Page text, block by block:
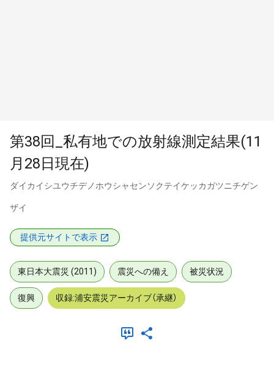
第38回_私有地での放射線測定結果(11
月28日現在)
ダイカイシユウチデノホウシャセンソクテイケッカガツニチゲン
ザイ
提供元サイトで表示
東日本大震災 (2011) 震災への備え 被災状況
復興 収録:浦安震災アーカイブ（承継）